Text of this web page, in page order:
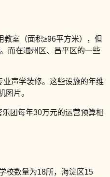
教室（面积≥96平方米），但
。而在通州区、昌平区的一些
声学装修。这些设施的年维
图片。
团每年30万元的运营预算相
校数量为18所，海淀区15